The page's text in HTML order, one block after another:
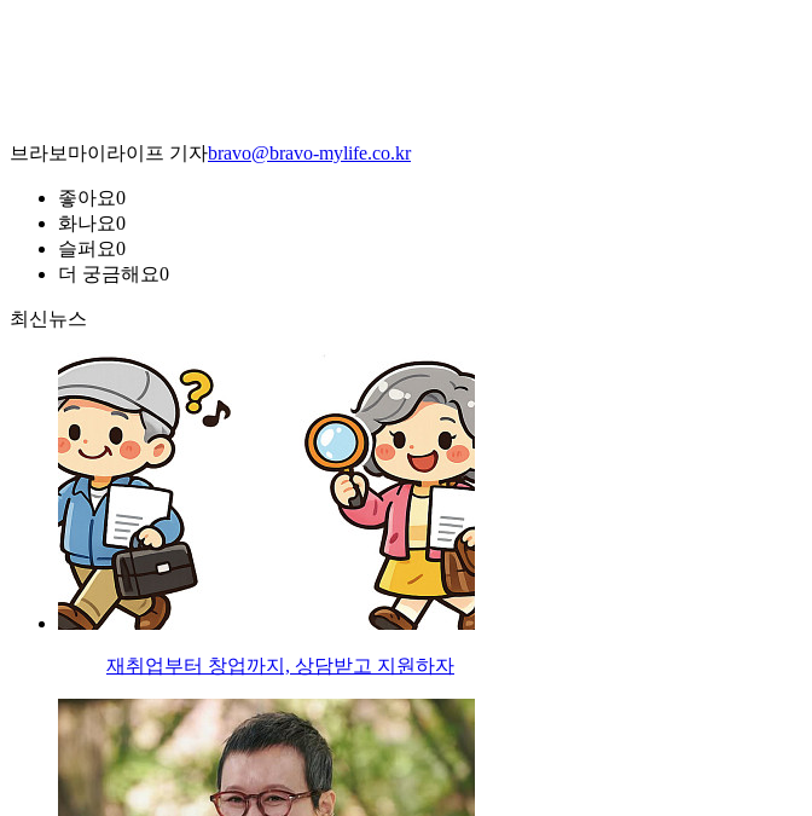
브라보마이라이프 기자bravo@bravo-mylife.co.kr
좋아요0
화나요0
슬퍼요0
더 궁금해요0
최신뉴스
재취업부터 창업까지, 상담받고 지원하자